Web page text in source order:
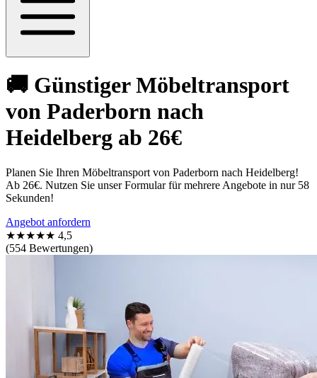
🚚 Günstiger Möbeltransport
von Paderborn nach
Heidelberg ab 26€
Planen Sie Ihren Möbeltransport von Paderborn nach Heidelberg!
Ab 26€. Nutzen Sie unser Formular für mehrere Angebote in nur 58
Sekunden!
Angebot anfordern
★★★★★ 4,5
(554 Bewertungen)